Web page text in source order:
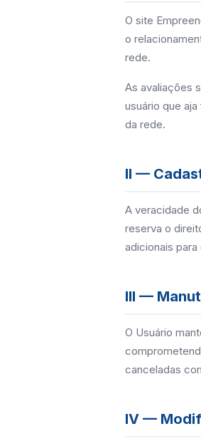
O site
o
rede.
As avaliações
usuário que
da rede.
II —
A veracidade
reserva o
adicionais
III —
O Usuário
canceladas
IV —